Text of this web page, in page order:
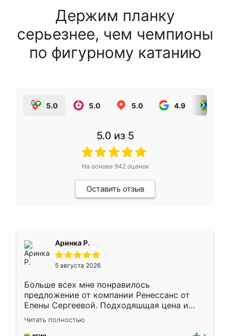
Держим планку
серьезнее, чем чемпионы
по фигурному катанию
5.0 5.0 5.0 4.9
5.0 из 5
На основе 942оценок
Оставить отзыв
Аринка Р.
5 августа 2026
Больше всех мне понравилось
предложение от компании Ренессанс от
Елены Сергеевой. Подходяшщая цена и
короткие сроки изготовления. Приехавший
для замера сотрудник Владислав
Читать полностью